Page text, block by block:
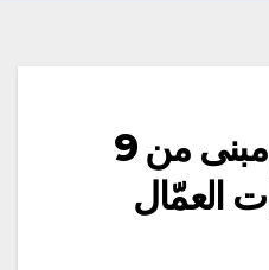
الفليبين: انهيار مبنى من 9
العمّال